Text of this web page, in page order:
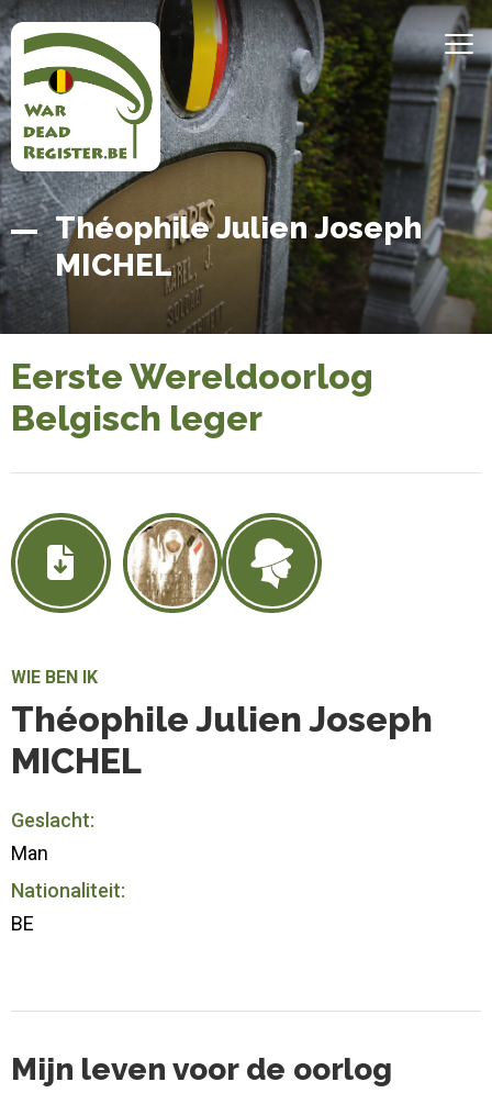
Overslaan
en
naar
de
inhoud
gaan
Home
Belgian
War
Dead
Register
Théophile Julien Joseph
MICHEL
Eerste Wereldoorlog
Belgisch leger
WIE BEN IK
Théophile Julien Joseph
MICHEL
Geslacht:
Man
Nationaliteit:
BE
Mijn leven voor de oorlog